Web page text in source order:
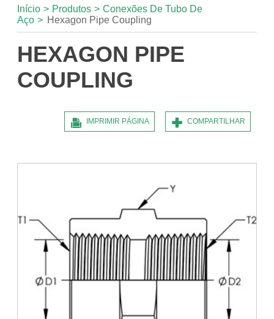
Início > Produtos > Conexões De Tubo De
Aço > Hexagon Pipe Coupling
HEXAGON PIPE
COUPLING
COMPARTILHAR
IMPRIMIR PÁGINA